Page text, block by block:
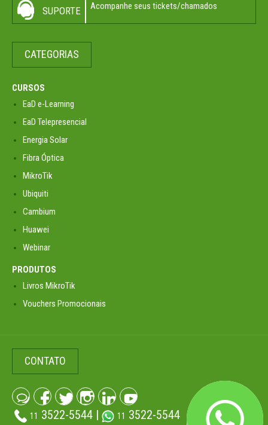
SUPORTE Acompanhe seus tickets/chamados
CATEGORIAS
CURSOS
EaD e-Learning
EaD Telepresencial
Energia Solar
Fibra Óptica
MikroTik
Ubiquiti
Cambium
Huawei
Webinar
PRODUTOS
Livros MikroTik
Vouchers Promocionais
CONTATO
11 3522-5544 | 11 3522-5544